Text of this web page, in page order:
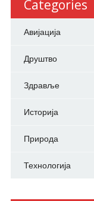
Categories
Авијација
Друштво
Здравље
Историја
Природа
Технологија